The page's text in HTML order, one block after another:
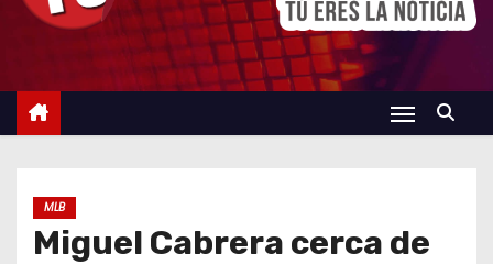
n
MLB
Miguel Cabrera cerca de